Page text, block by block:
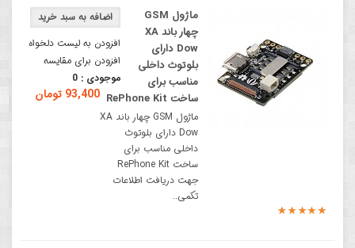
افزودن به لیست دلخواه
افزودن برای مقایسه
موجودی : 0
93,400 تومان
ماژول GSM
چهار باند XA
Dow دارای
بلوتوث داخلی
مناسب برای
ساخت RePhone Kit
ماژول GSM چهار باند XA
Dow دارای بلوتوث
داخلی مناسب برای
ساخت RePhone Kit
جهت دریافت اطلاعات
تکمی..